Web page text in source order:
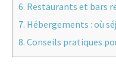
6. Restaurants et bars
7. Hébergements : où
8. Conseils pratiques